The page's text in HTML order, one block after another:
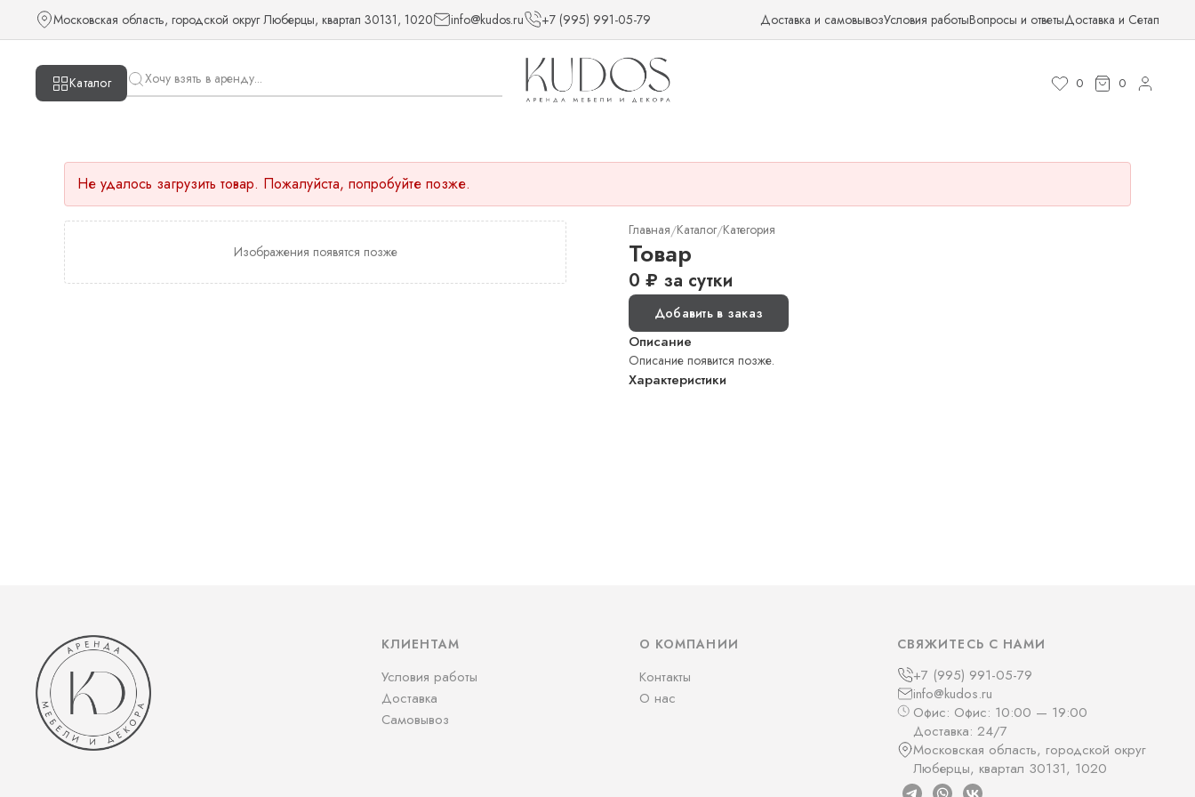
Московская область, городской округ Люберцы, квартал 30131, 1020 info@kudos.ru +7 (995) 991-05-79 Доставка и самовывозУсловия работыВопросы и ответыДоставка и Сетап
Каталог 0 0
Не удалось загрузить товар. Пожалуйста, попробуйте позже.
Изображения появятся позже
Главная/Каталог/Категория
Товар
0 ₽ за сутки
Добавить в заказ
Описание
Описание появится позже.
Характеристики
КЛИЕНТАМ
Условия работы
Доставка
Самовывоз
О КОМПАНИИ
Контакты
О нас
СВЯЖИТЕСЬ С НАМИ
+7 (995) 991-05-79
info@kudos.ru
Офис: Офис: 10:00 — 19:00
Доставка: 24/7
Московская область, городской округ
Люберцы, квартал 30131, 1020